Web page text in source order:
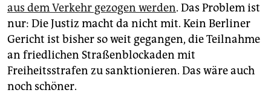
aus dem Verkehr gezogen werden. Das Problem ist
nur: Die Justiz macht da nicht mit. Kein Berliner
Gericht ist bisher so weit gegangen, die Teilnahme
an friedlichen Straßenblockaden mit
Freiheitsstrafen zu sanktionieren. Das wäre auch
noch schöner.